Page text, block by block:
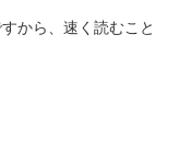
から、速く読むこと